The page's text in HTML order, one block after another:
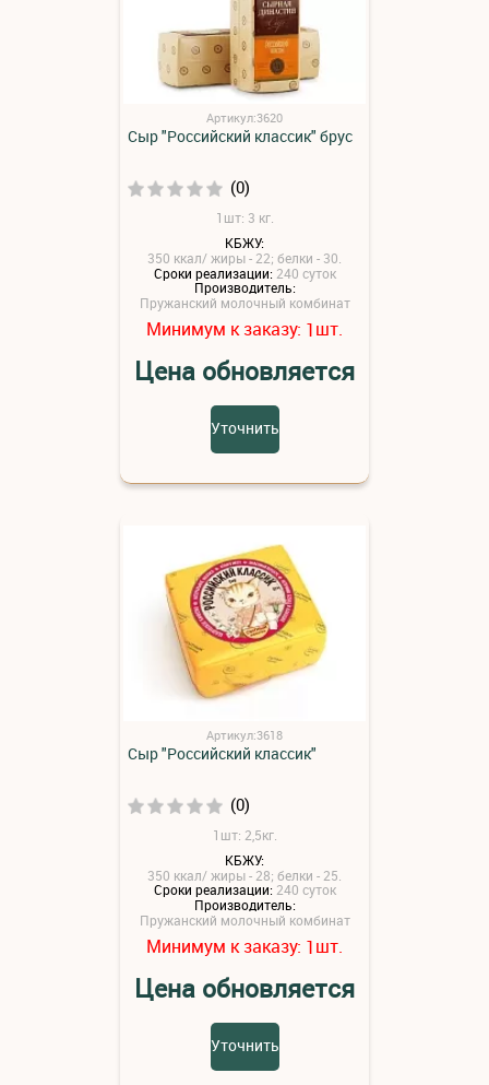
Артикул:3620
Сыр "Российский классик" брус
(0)
1шт: 3 кг.
КБЖУ:
350 ккал/ жиры - 22; белки - 30.
Сроки реализации: 240 суток
Производитель:
Пружанский молочный комбинат
Минимум к заказу: 1шт.
Цена обновляется
Уточнить
Артикул:3618
Сыр "Российский классик"
(0)
1шт: 2,5кг.
КБЖУ:
350 ккал/ жиры - 28; белки - 25.
Сроки реализации: 240 суток
Производитель:
Пружанский молочный комбинат
Минимум к заказу: 1шт.
Цена обновляется
Уточнить